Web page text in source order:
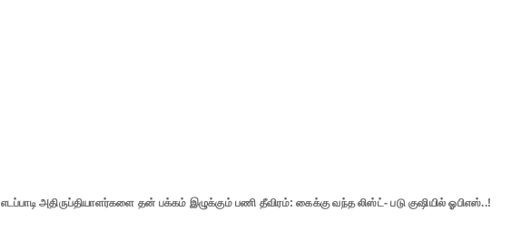
எடப்பாடி அதிருப்தியாளர்களை தன் பக்கம் இழுக்கும் பணி தீவிரம்: கைக்கு வந்த லிஸ்ட்- படு குஷியில் ஓபிஎஸ்..!